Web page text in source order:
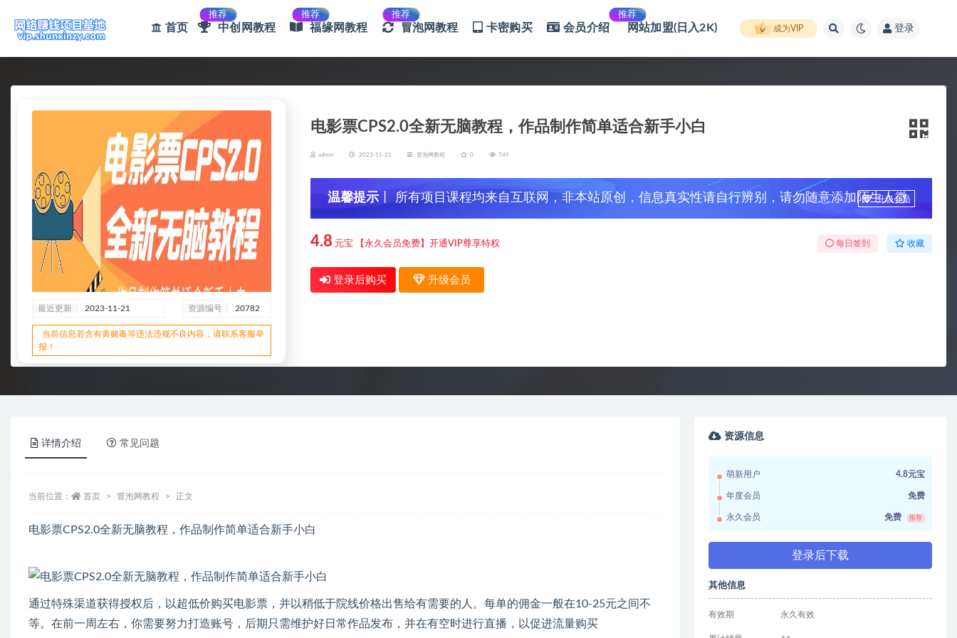
首页
推荐
中创网教程
推荐
福缘网教程
推荐
冒泡网教程 卡密购买 会员介绍
推荐
网站加盟(日入2K) 成为VIP 登录
最近更新 2023-11-21 资源编号 20782
当前信息若含有黄赌毒等违法违规不良内容，请联系客服举
报！
电影票CPS2.0全新无脑教程，作品制作简单适合新手小白
admin 2023-11-21 冒泡网教程 0 749
温馨提示 丨 所有项目课程均来自互联网，非本站原创，信息真实性请自行辨别，请勿随意添加陌生人微
信，谨防上当受骗！
升级会员
4.8 元宝 【永久会员免费】开通VIP尊享特权 每日签到 收藏
登录后购买 升级会员
详情介绍 常见问题
当前位置： 首页 冒泡网教程 正文
电影票CPS2.0全新无脑教程，作品制作简单适合新手小白
通过特殊渠道获得授权后，以超低价购买电影票，并以稍低于院线价格出售给有需要的人。每单的佣金一般在10-25元之间不
等。在前一周左右，你需要努力打造账号，后期只需维护好日常作品发布，并在有空时进行直播，以促进流量购买
资源信息
萌新用户 4.8元宝
年度会员 免费
永久会员 免费 推荐
登录后下载
其他信息
有效期 永久有效